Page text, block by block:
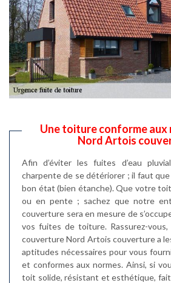
Une toiture conforme aux
Nord Artois
Afin d’éviter les fuites d’eau
charpente de se détériorer ; il faut
bon état (bien étanche). Que votre
ou en pente ; sachez que notre
couverture sera en mesure de
vos fuites de toiture. Rassurez-
couverture Nord Artois couverture a
aptitudes nécessaires pour vous
et conformes aux normes. Ainsi, si
toit solide, résistant et esthétique,